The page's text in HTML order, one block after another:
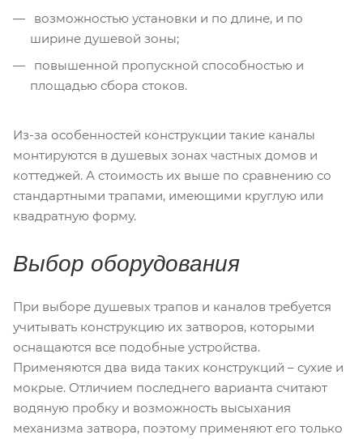
возможностью установки и по длине, и по
ширине душевой зоны;
повышенной пропускной способностью и
площадью сбора стоков.
Из-за особенностей конструкции такие каналы
монтируются в душевых зонах частных домов и
коттеджей. А стоимость их выше по сравнению со
стандартными трапами, имеющими круглую или
квадратную форму.
Выбор оборудования
При выборе душевых трапов и каналов требуется
учитывать конструкцию их затворов, которыми
оснащаются все подобные устройства.
Применяются два вида таких конструкций – сухие и
мокрые. Отличием последнего варианта считают
водяную пробку и возможность высыхания
механизма затвора, поэтому применяют его только